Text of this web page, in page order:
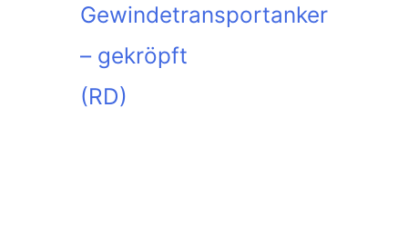
Gewindetransportanker
– gekröpft
(RD)